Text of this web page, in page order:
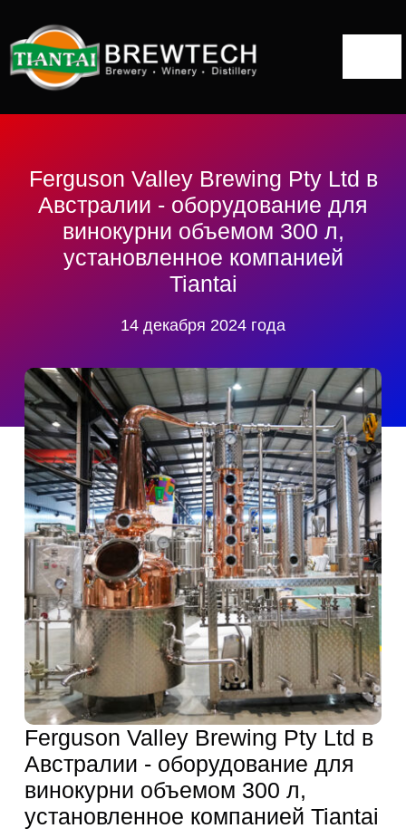
содержанию
О сайте
Решения для винокурен
Дистилляционное оборудование
Блог
Получить цитату
Искать:
Русский
Ferguson Valley Brewing Pty Ltd в
Австралии - оборудование для
винокурни объемом 300 л,
установленное компанией
Tiantai
14 декабря 2024 года
Ferguson Valley Brewing Pty Ltd в
Австралии - оборудование для
винокурни объемом 300 л,
установленное компанией Tiantai